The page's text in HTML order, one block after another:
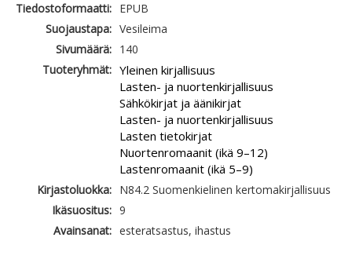
Tiedostoformaatti: EPUB
Suojaustapa: Vesileima
Sivumäärä: 140
Tuoteryhmät: Yleinen kirjallisuus
Lasten- ja nuortenkirjallisuus
Sähkökirjat ja äänikirjat
Lasten- ja nuortenkirjallisuus
Lasten tietokirjat
Nuortenromaanit (ikä 9–12)
Lastenromaanit (ikä 5–9)
Kirjastoluokka: N84.2 Suomenkielinen kertomakirjallisuus
Ikäsuositus: 9
Avainsanat: esteratsastus, ihastus